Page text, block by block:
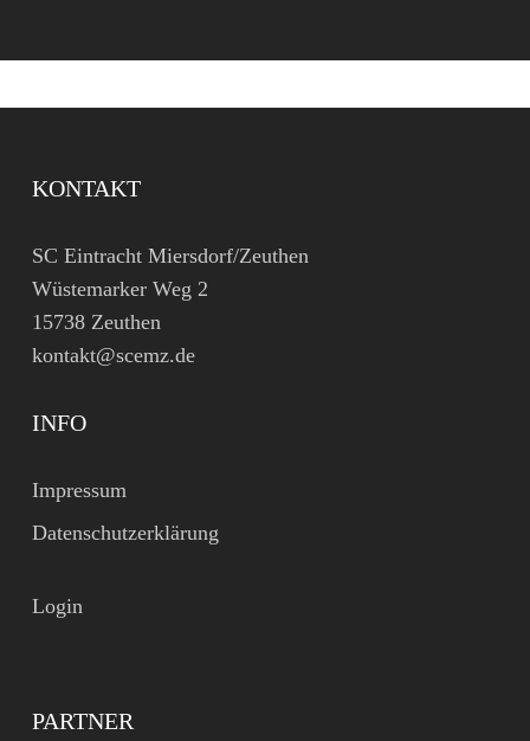
KONTAKT
SC Eintracht Miersdorf/Zeuthen
Wüstemarker Weg 2
15738 Zeuthen
kontakt@scemz.de
INFO
Impressum
Datenschutzerklärung
Login
PARTNER